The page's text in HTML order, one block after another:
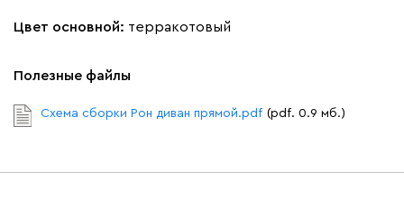
Цвет основной: терракотовый
Полезные файлы
Схема сборки Рон диван прямой.pdf (pdf. 0.9 мб.)